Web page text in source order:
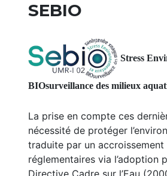
SEBIO
Stress
BIOsurveillance des milieux
La prise en compte ces
nécessité de protéger
traduite par un accroissement
réglementaires via l’adoption